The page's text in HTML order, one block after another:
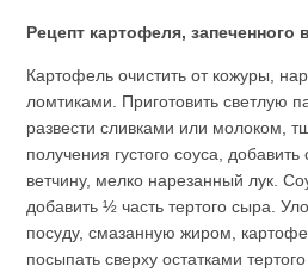
Рецепт картофеля, запеченного
Картофель очистить от кожуры,
ломтиками. Приготовить светлую
развести сливками или молоком,
получения густого соуса,
ветчину, мелко нарезанный лук.
добавить ½ часть тертого сыра.
посуду, смазанную жиром,
посыпать сверху остатками